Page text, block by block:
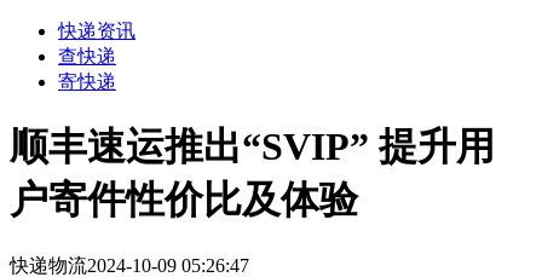
快递资讯
查快递
寄快递
顺丰速运推出“SVIP” 提升用
户寄件性价比及体验
快递物流2024-10-09 05:26:47